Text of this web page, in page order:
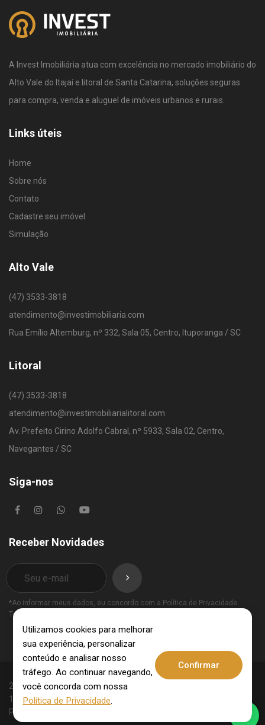
A Invest Imobiliária atua com excelência no mercado imobiliário do
Alto Vale do Itajaí e litoral de Santa Catarina, soluções seguras
para compra, venda e aluguel de imóveis urbanos e rurais.
Links úteis
Home
Sobre nós
Contato
Cadastre seu imóvel
Simulação
Alto Vale
(47) 3533-3818
atendimento@investimobiliaria.com
Rua Emílio Altemburg, nº 332, Sala 05, Centro, Ituporanga / SC
Litoral
(47) 3533-3818
atendimento@investimobiliarialitoral.com
Av. Prefeito Cirino Adolfo Cabral, nº 5933, Sala 02, Centro,
Navegantes / SC
Siga-nos
Receber Novidades
*Ao informar meus dados, eu concordo com a Política de Privacidade
Termos de Uso
2025 © Invest Imobiliária - CRECI: 10062-J - CNPJ:
15.831.309/0001-09. Todos os direitos reservados.
Política de Privacidade
Utilizamos cookies para melhorar
sua experiência, personalizar
conteúdo e analisar nosso
tráfego. Ao continuar navegando,
você concorda com nossa
Política de Privacidade.
Confirmar